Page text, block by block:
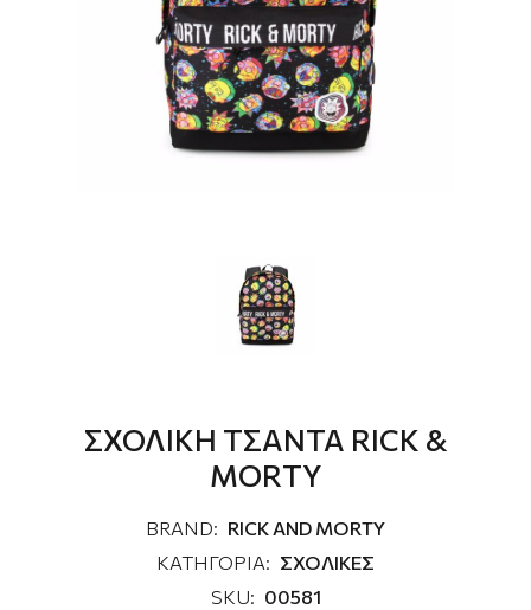
ΣΧΟΛΙΚΗ ΤΣΑΝΤΑ RICK &
MORTY
BRAND: RICK AND MORTY
ΚΑΤΗΓΟΡΙΑ: ΣΧΟΛΙΚΕΣ
SKU: 00581